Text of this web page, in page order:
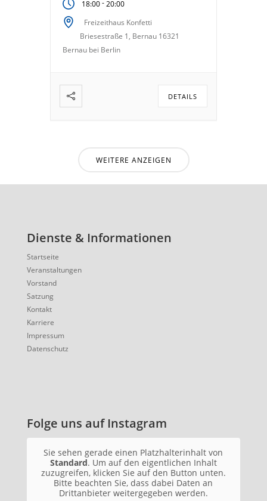
18:00- 20:00
Freizeithaus Konfetti
Briesestraße 1, Bernau 16321
Bernau bei Berlin
DETAILS
WEITERE ANZEIGEN
Dienste & Informationen
Startseite
Veranstaltungen
Vorstand
Satzung
Kontakt
Karriere
Impressum
Datenschutz
Folge uns auf Instagram
Sie sehen gerade einen Platzhalterinhalt von
Standard. Um auf den eigentlichen Inhalt
zuzugreifen, klicken Sie auf den Button unten.
Bitte beachten Sie, dass dabei Daten an
Drittanbieter weitergegeben werden.